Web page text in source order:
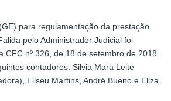
para regulamentação da prestação
pelo Administrador Judicial foi
CFC nº 326, de 18 de setembro de 2018.
contadores: Silvia Mara Leite
Eliseu Martins, André Bueno e Eliza